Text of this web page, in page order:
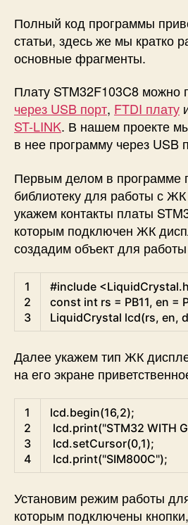
Полный код программы
статьи, здесь же мы кратко
основные фрагменты.
Плату STM32F103C8 можно
через USB порт, FTDI плату
ST-LINK. В нашем проекте
в нее программу через USB
Первым делом в программе
библиотеку для работы с
укажем контакты платы
которым подключен ЖК
создадим объект для
1
2
3
#include
const int rs = PB11, en =
LiquidCrystal lcd(rs, en,
Далее укажем тип ЖК
на его экране
1
2
3
4
lcd.begin(16,2);
lcd.print("STM32 WITH
lcd.setCursor(0,1);
lcd.print("SIM800C");
Установим режим работы
которым подключены